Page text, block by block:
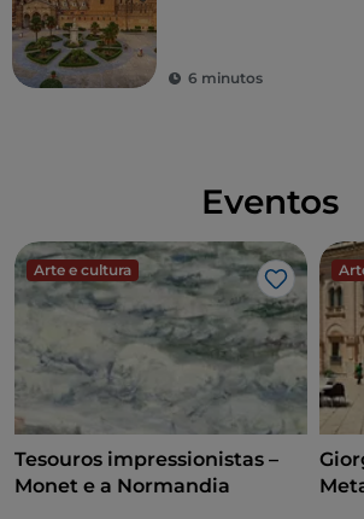
6 minutos
Eventos
Arte e cultura
Gosto
Tesouros impressionistas –
Monet e a Normandia